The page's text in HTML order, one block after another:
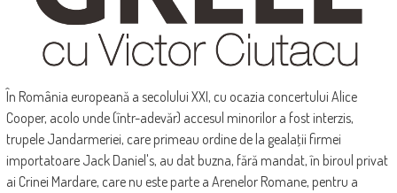
În România europeană a secolului XXI, cu ocazia concertului Alice
Cooper, acolo unde (într-adevăr) accesul minorilor a fost interzis,
trupele Jandarmeriei, care primeau ordine de la gealaţii firmei
importatoare Jack Daniel's, au dat buzna, fără mandat, în biroul privat
ai Crinei Mardare, care nu este parte a Arenelor Romane, pentru a